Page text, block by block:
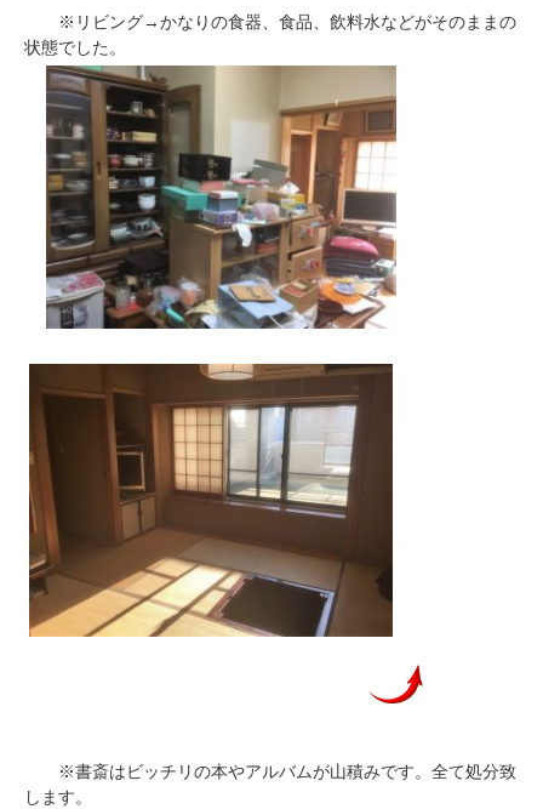
※リビング→かなりの食器、食品、飲料水などがそのままの
状態でした。
※書斎はビッチリの本やアルバムが山積みです。全て処分致
します。